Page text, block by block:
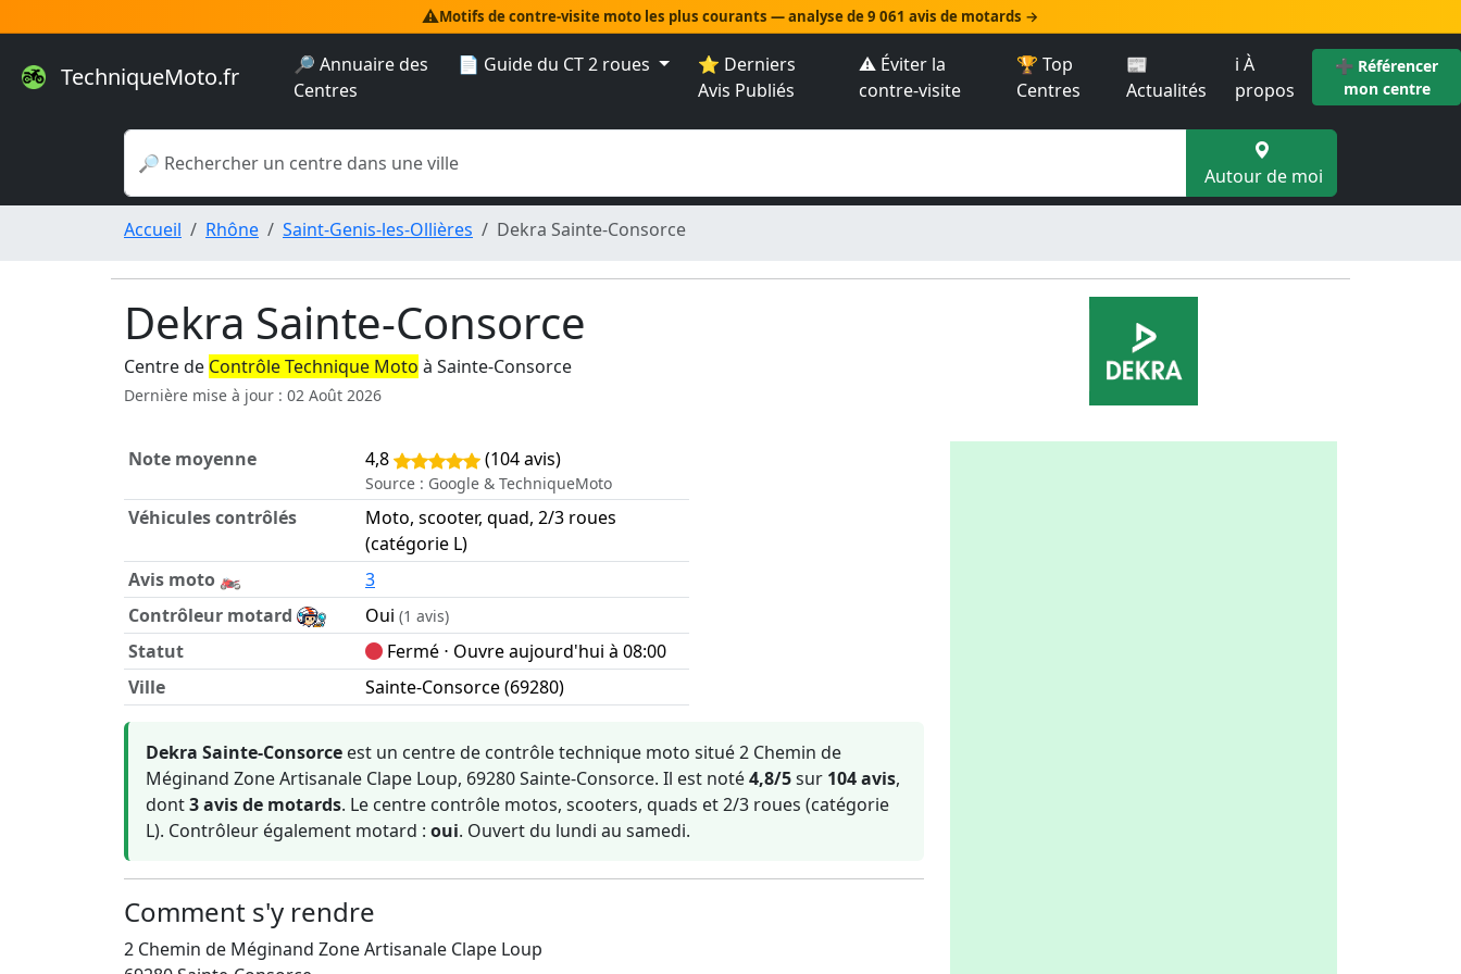
⚠️Motifs de contre-visite moto les plus courants — analyse de 9 061 avis de motards →
TechniqueMoto.fr
🔎 Annuaire des
Centres
📄 Guide du CT 2 roues
⭐ Derniers
Avis Publiés
⚠️ Éviter la
contre-visite
🏆 Top
Centres
📰
Actualités
ℹ️ À
propos
➕ Référencer
mon centre
Autour de moi
Accueil Rhône Saint-Genis-les-Ollières Dekra Sainte-Consorce
Dekra Sainte-Consorce
Centre de Contrôle Technique Moto à Sainte-Consorce
Dernière mise à jour : 02 Août 2026
Informations clés sur Dekra Sainte-Consorce
Note moyenne 4,8 (104 avis)
Source : Google & TechniqueMoto
Véhicules contrôlés
Moto, scooter, quad, 2/3 roues
(catégorie L)
Avis moto 🏍️
3
Contrôleur motard
Oui (1 avis)
Statut
Fermé ⋅ Ouvre aujourd'hui à 08:00
Ville
Sainte-Consorce (69280)
Dekra Sainte-Consorce est un centre de contrôle technique moto situé 2 Chemin de
Méginand Zone Artisanale Clape Loup, 69280 Sainte-Consorce. Il est noté4,8/5sur 104 avis,
dont3 avis de motards. Le centre contrôle motos, scooters, quads et 2/3 roues (catégorie
L). Contrôleur également motard : oui. Ouvert du lundi au samedi.
Comment s'y rendre
2 Chemin de Méginand Zone Artisanale Clape Loup